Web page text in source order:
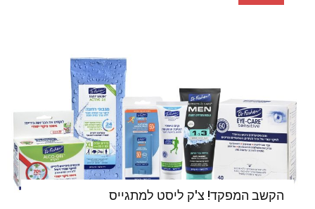
הקשב המפקד! צ'ק ליסט למתגייס